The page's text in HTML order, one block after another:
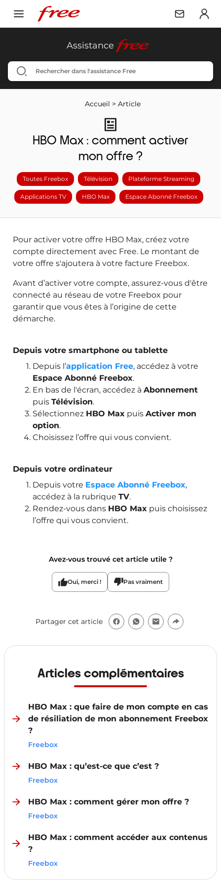
Assistance free
Accueil > Article
HBO Max : comment activer
mon offre ?
Toutes Freebox Télévision Plateforme Streaming
Applications TV HBO Max Espace Abonné Freebox
Pour activer votre offre HBO Max, créez votre
compte directement avec Free. Le montant de
votre offre s'ajoutera à votre facture Freebox.
Avant d’activer votre compte, assurez-vous d'être
connecté au réseau de votre Freebox pour
garantir que vous êtes à l’origine de cette
démarche.
Depuis votre smartphone ou tablette
Depuis l’application Free, accédez à votre
Espace Abonné Freebox.
En bas de l'écran, accédez àAbonnement
puisTélévision.
Sélectionnez HBO Max puisActiver mon
option.
Choisissez l’offre qui vous convient.
Depuis votre ordinateur
Depuis votre Espace Abonné Freebox,
accédez à la rubriqueTV.
Rendez-vous dans HBO Max puis choisissez
l’offre qui vous convient.
Avez-vous trouvé cet article utile ?
Oui, merci ! Pas vraiment
Partager cet article
Articles complémentaires
HBO Max : que faire de mon compte en cas
de résiliation de mon abonnement Freebox
?
Freebox
HBO Max : qu’est-ce que c’est ?
Freebox
HBO Max : comment gérer mon offre ?
Freebox
HBO Max : comment accéder aux contenus
?
Freebox